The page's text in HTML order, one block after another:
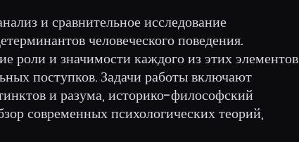
и сравнительное исследование
человеческого поведения.
роли и значимости каждого из этих элементов
поступков. Задачи работы включают
и разума, историко-философский
современных психологических теорий,